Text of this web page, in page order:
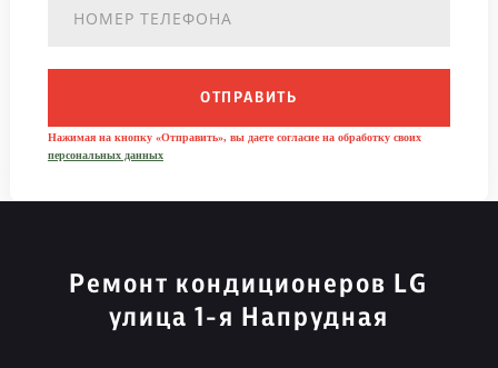
ОТПРАВИТЬ
Нажимая на кнопку «Отправить», вы даете согласие на обработку своих
персональных данных
Ремонт кондиционеров LG
улица 1-я Напрудная